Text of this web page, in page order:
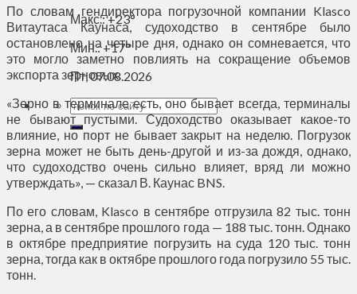
Макс.:+23°
Мин.:+17°
Пт, 07.08.2026
По словам гендиректора погрузочной компании Klasco
Витаутаса Каунаса, судоходство в сентябре было
остановлено на четыре дня, однако он сомневается, что
это могло заметно повлиять на сокращение объемов
экспорта зерновых.
«Зерно в терминале есть, оно бывает всегда, терминалы
не бывают пустыми. Судоходство оказывает какое-то
влияние, но порт не бывает закрыт на неделю. Погрузок
зерна может не быть день-другой и из-за дождя, однако,
что судоходство очень сильно влияет, вряд ли можно
утверждать», — сказал В. Каунас BNS.
По его словам, Klasco в сентябре отгрузила 82 тыс. тонн
зерна, а в сентябре прошлого года — 188 тыс. тонн. Однако
в октябре предприятие погрузить на суда 120 тыс. тонн
зерна, тогда как в октябре прошлого года погрузило 55 тыс.
тонн.